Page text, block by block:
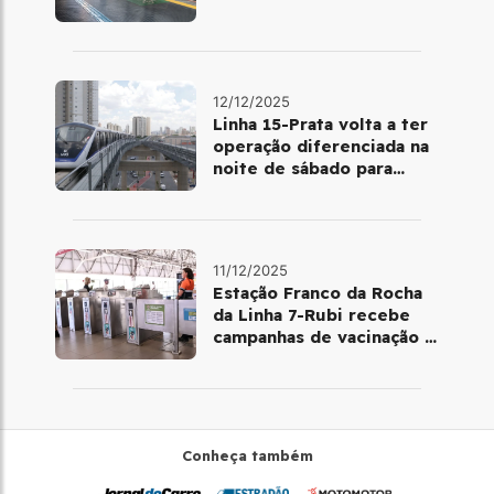
12/12/2025
Linha 15-Prata volta a ter
operação diferenciada na
noite de sábado para
11/12/2025
Estação Franco da Rocha
da Linha 7-Rubi recebe
campanhas de vacinação e
Conheça também